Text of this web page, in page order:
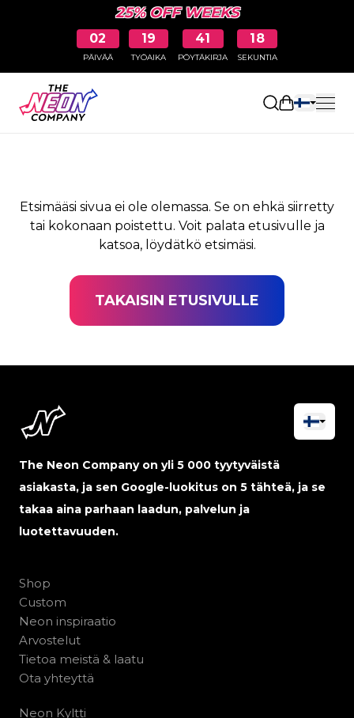
25% OFF WEEKS
02
PÄIVÄÄ
19
TYÖAIKA
41
PÖYTÄKIRJA
18
SEKUNTIA
Avaa
SIVUA EI LÖYDY
Etsimääsi sivua ei ole olemassa. Se on ehkä siirretty
tai kokonaan poistettu. Voit palata etusivulle ja
katsoa, löydätkö etsimäsi.
TAKAISIN ETUSIVULLE
The Neon Company on yli 5 000 tyytyväistä
asiakasta, ja sen Google-luokitus on 5 tähteä, ja se
takaa aina parhaan laadun, palvelun ja
luotettavuuden.
Shop
Custom
Neon inspiraatio
Arvostelut
Tietoa meistä & laatu
Ota yhteyttä
Neon Kyltti